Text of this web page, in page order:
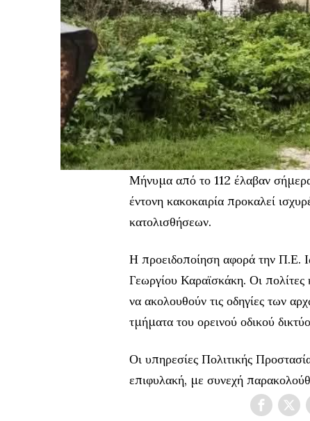
Μήνυμα από το 112 έλαβαν
έντονη κακοκαιρία προκαλεί
κατολισθήσεων.
Η προειδοποίηση αφορά την Π.Ε.
Γεωργίου Καραϊσκάκη. Οι πολίτες
να ακολουθούν τις οδηγίες των
τμήματα του ορεινού οδικού
Οι υπηρεσίες Πολιτικής
επιφυλακή, με συνεχή